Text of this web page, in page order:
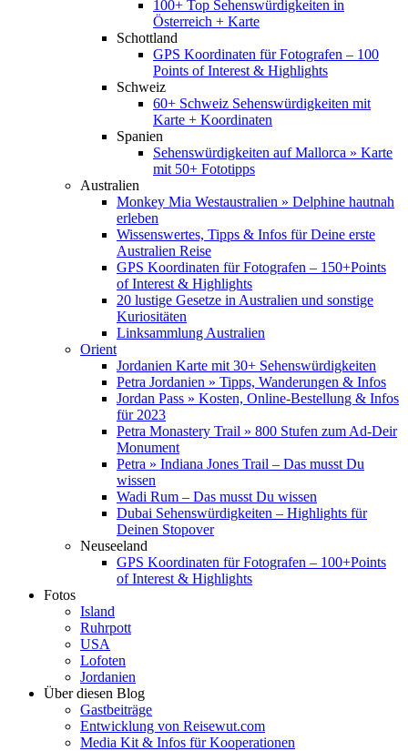
100+ Top Sehenswürdigkeiten in
Österreich + Karte
Schottland
GPS Koordinaten für Fotografen – 100
Points of Interest & Highlights
Schweiz
60+ Schweiz Sehenswürdigkeiten mit
Karte + Koordinaten
Spanien
Sehenswürdigkeiten auf Mallorca » Karte
mit 50+ Fototipps
Australien
Monkey Mia Westaustralien » Delphine hautnah
erleben
Wissenswertes, Tipps & Infos für Deine erste
Australien Reise
GPS Koordinaten für Fotografen – 150+Points
of Interest & Highlights
20 lustige Gesetze in Australien und sonstige
Kuriositäten
Linksammlung Australien
Orient
Jordanien Karte mit 30+ Sehenswürdigkeiten
Petra Jordanien » Tipps, Wanderungen & Infos
Jordan Pass » Kosten, Online-Bestellung & Infos
für 2023
Petra Monastery Trail » 800 Stufen zum Ad-Deir
Monument
Petra » Indiana Jones Trail – Das musst Du
wissen
Wadi Rum – Das musst Du wissen
Dubai Sehenswürdigkeiten – Highlights für
Deinen Stopover
Neuseeland
GPS Koordinaten für Fotografen – 100+Points
of Interest & Highlights
Fotos
Island
Ruhrpott
USA
Lofoten
Jordanien
Über diesen Blog
Gastbeiträge
Entwicklung von Reisewut.com
Media Kit & Infos für Kooperationen